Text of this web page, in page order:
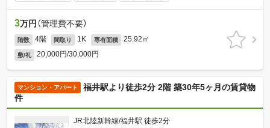
3万円 （管理費不要）
階数 4階 間取り 1K 専有面積 25.92㎡
敷/礼 20,000円/30,000円
マンション・アパート
福井駅より徒歩2分 2階 築30年5ヶ月の賃貸物
件
JR北陸新幹線/福井駅 徒歩2分